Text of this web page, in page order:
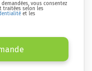
vous consentez
traitées selon les
et les